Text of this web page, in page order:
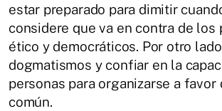
estar preparado para dimitir
considere que va en contra de los
ético y democráticos. Por otro
dogmatismos y confiar en la
personas para organizarse a favor
común.